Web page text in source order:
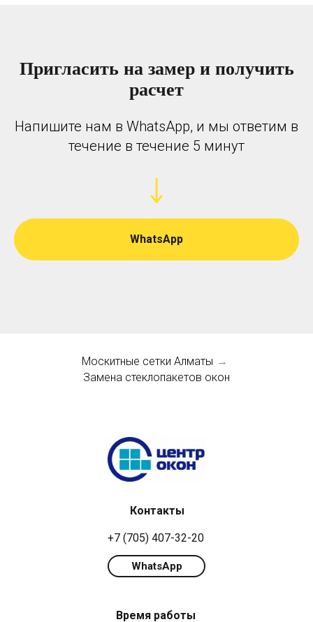
Пригласить на замер и получить
расчет
Напишите нам в WhatsApp, и мы ответим в
течение в течение 5 минут
WhatsApp
Москитные сетки Алматы →
Замена стеклопакетов окон
+7 (705) 407-32-20
Время работы
Контакты
WhatsApp